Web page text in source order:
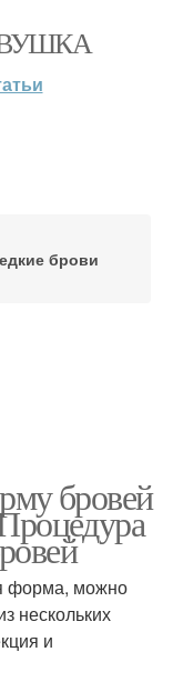
брови
бровей
форма, можно
нескольких
и